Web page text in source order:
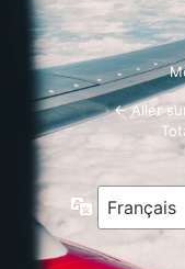
← Aller
Langue